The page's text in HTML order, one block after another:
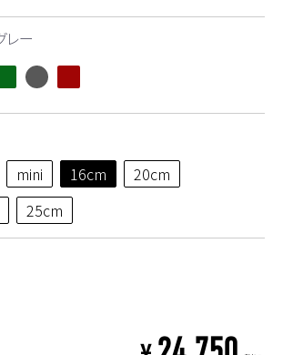
レー
mini 16cm
20cm
25cm